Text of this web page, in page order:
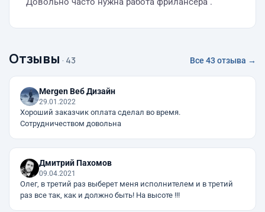
Отзывы · 43 Все 43 отзыва →
Mergen Веб Дизайн
29.01.2022
Хороший заказчик оплата сделал во время.
Сотрудничеством довольна
Дмитрий Пахомов
09.04.2021
Олег, в третий раз выберет меня исполнителем и в третий
раз все так, как и должно быть! На высоте !!!